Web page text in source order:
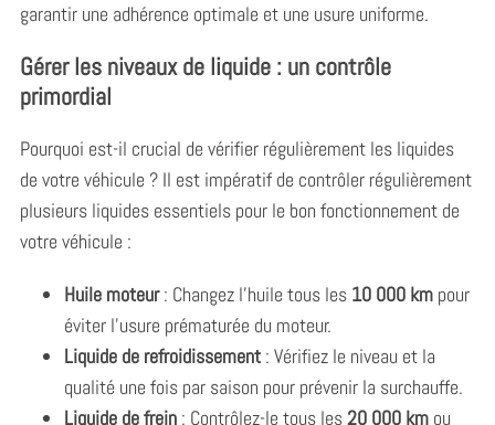
garantir une adhérence optimale et une usure uniforme.
Gérer les niveaux de liquide : un contrôle
primordial
Pourquoi est-il crucial de vérifier régulièrement les liquides
de votre véhicule ? Il est impératif de contrôler régulièrement
plusieurs liquides essentiels pour le bon fonctionnement de
votre véhicule :
Huile moteur: Changez l’huile tous les 10 000 kmpour
éviter l’usure prématurée du moteur.
Liquide de refroidissement: Vérifiez le niveau et la
qualité une fois par saison pour prévenir la surchauffe.
Liquide de frein: Contrôlez-le tous les20 000 kmou